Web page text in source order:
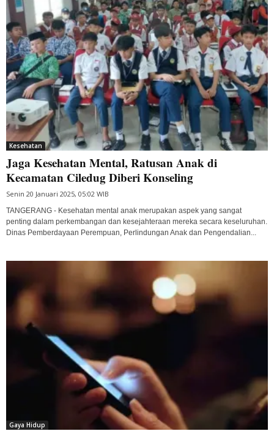
Kesehatan
Jaga Kesehatan Mental, Ratusan Anak di
Kecamatan Ciledug Diberi Konseling
Senin 20 Januari 2025, 05:02 WIB
TANGERANG - Kesehatan mental anak merupakan aspek yang sangat
penting dalam perkembangan dan kesejahteraan mereka secara keseluruhan.
Dinas Pemberdayaan Perempuan, Perlindungan Anak dan Pengendalian...
Gaya Hidup